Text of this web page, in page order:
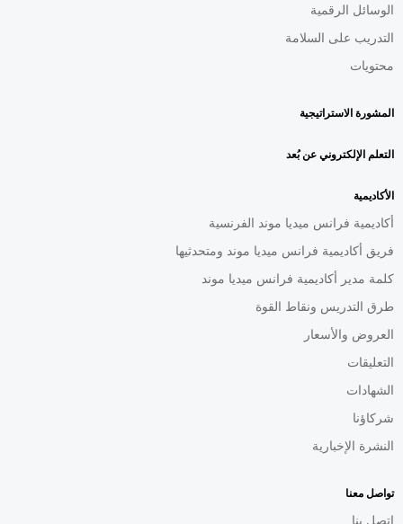
الوسائل الرقمية
التدريب على السلامة
محتويات
المشورة الاستراتيجية
التعلم الإلكتروني عن بُعد
الأكاديمية
أكاديمية فرانس ميديا موند الفرنسية
فريق أكاديمية فرانس ميديا موند ومتحدثيها
كلمة مدير أكاديمية فرانس ميديا موند
طرق التدريس ونقاط القوة
العروض والأسعار
التعليقات
الشهادات
شركاؤنا
النشرة الإخبارية
تواصل معنا
اتصل بنا